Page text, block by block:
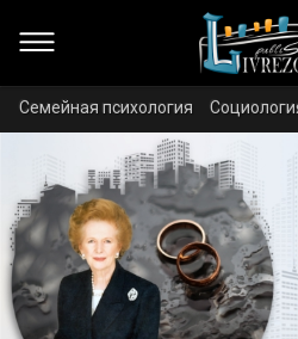
Семейная психология